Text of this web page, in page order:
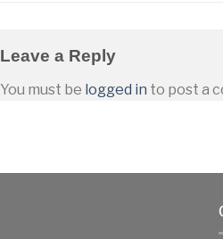
Leave a Reply
You must be logged in to post a